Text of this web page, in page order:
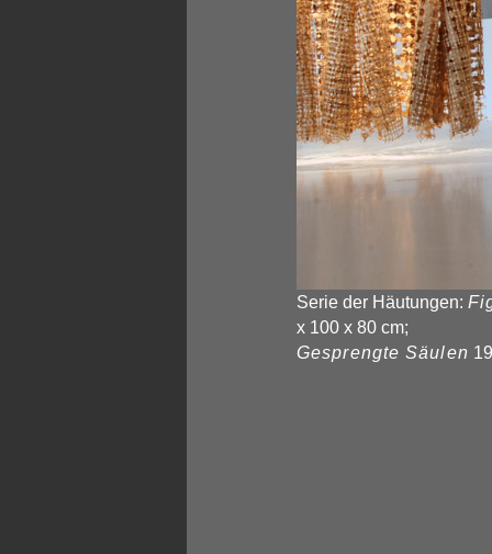
Serie der Häutungen:
x 100 x 80 cm;
Gesprengte Säulen